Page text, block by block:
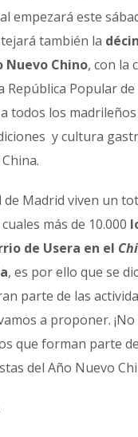
empezará este
también la
Nuevo Chino, con la
República Popular
todos los madrileños
y cultura
de Madrid viven un
más de 10.000
de Usera en el
, es por ello que se
parte de las
a proponer.
que forman parte
del Año Nuevo